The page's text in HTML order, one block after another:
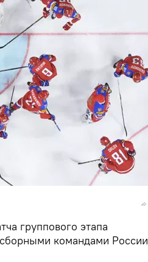
группового этапа
командами России